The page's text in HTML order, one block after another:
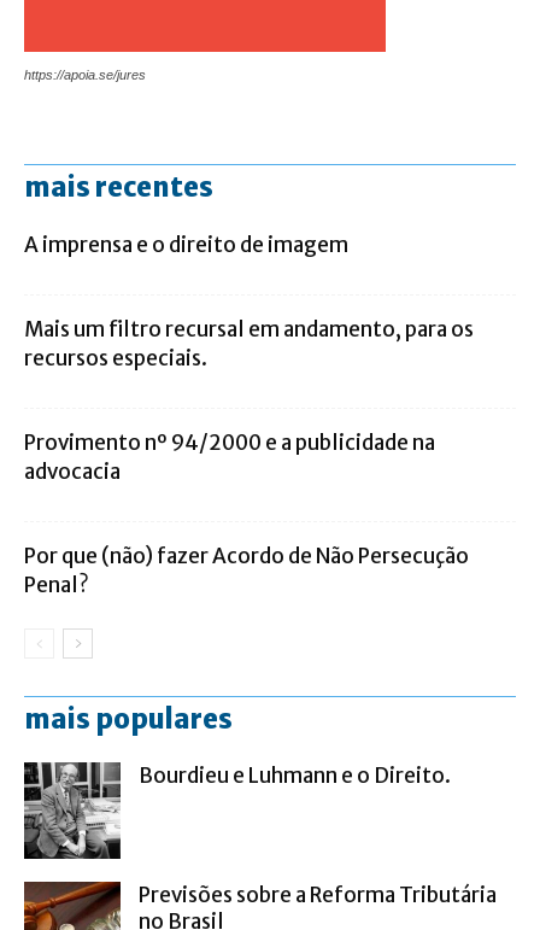
https://apoia.se/jures
mais recentes
A imprensa e o direito de imagem
Mais um filtro recursal em andamento, para os
recursos especiais.
Provimento nº 94/2000 e a publicidade na
advocacia
Por que (não) fazer Acordo de Não Persecução
Penal?
mais populares
Bourdieu e Luhmann e o Direito.
Previsões sobre a Reforma Tributária
no Brasil